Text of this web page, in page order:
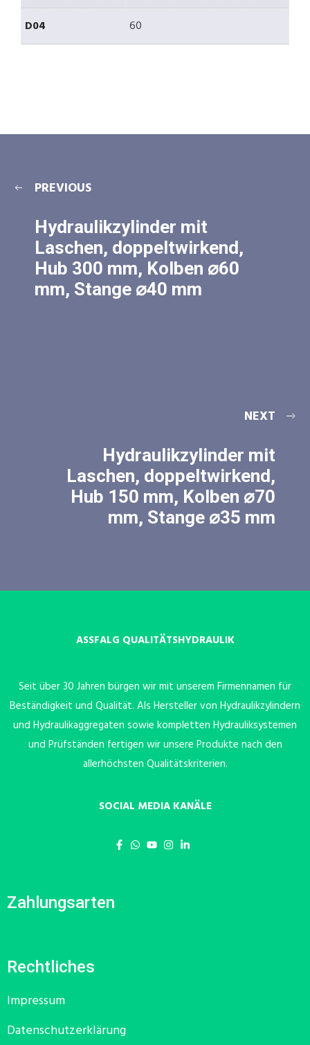
D04
60
PREVIOUS
Hydraulikzylinder mit
Laschen, doppeltwirkend,
Hub 300 mm, Kolben ⌀60
mm, Stange ⌀40 mm
NEXT
Hydraulikzylinder mit
Laschen, doppeltwirkend,
Hub 150 mm, Kolben ⌀70
mm, Stange ⌀35 mm
ASSFALG QUALITÄTSHYDRAULIK
Seit über 30 Jahren bürgen wir mit unserem Firmennamen für
Beständigkeit und Qualität. Als Hersteller von Hydraulikzylindern
und Hydraulikaggregaten sowie kompletten Hydrauliksystemen
und Prüfständen fertigen wir unsere Produkte nach den
allerhöchsten Qualitätskriterien.
SOCIAL MEDIA KANÄLE
Zahlungsarten
Rechtliches
Impressum
Datenschutzerklärung